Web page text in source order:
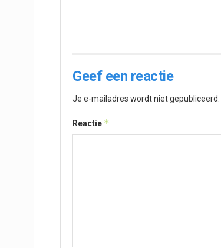
Geef een reactie
Je e-mailadres wordt niet gepubliceerd.
Reactie *